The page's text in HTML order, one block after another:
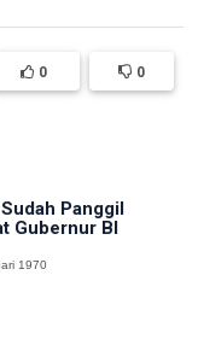
0 0
Panggil
Gubernur BI
1970